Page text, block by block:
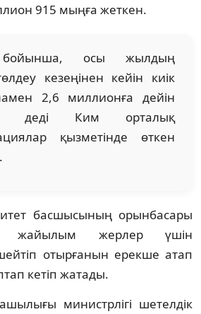
915 мыңға жеткен.
осы жылдың
кезеңінен кейін киік
2,6 миллионға дейін
деді Ким орталық
қызметінде өткен
басшысының орынбасары
жайылым жерлер үшін
отырғанын ерекше атап
кетіп жатады.
министрлігі шетелдік